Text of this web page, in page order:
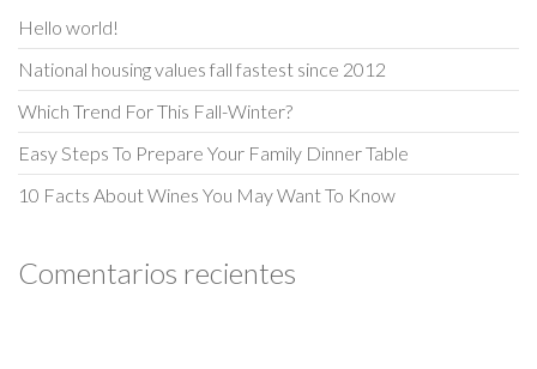
Hello world!
National housing values fall fastest since 2012
Which Trend For This Fall-Winter?
Easy Steps To Prepare Your Family Dinner Table
10 Facts About Wines You May Want To Know
Comentarios recientes